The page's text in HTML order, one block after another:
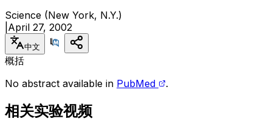
Science (New York, N.Y.)
April 27, 2002
中文
概括
No abstract available in PubMed .
相关实验视频